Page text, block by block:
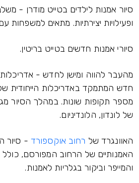
סיור אמנות לילדים בטייט מודרן -
ופעילויות יצירתיות. מתאים למשפחות עם
סיורי אמנות חדשים בטייט בריטין.
מהעבר להווה ומישן לחדש -
חדש המתמקד באדריכלות הייחודית של
מספר תקופות שונות. במהלך הסיור
של לונדון, הלונדיניום.
האוונגרד של רחוב אוקספורד - סיור
האמנותיים של הרחוב המפורסם, כולל
והמייפר וביקור בגלריות לאמנות.